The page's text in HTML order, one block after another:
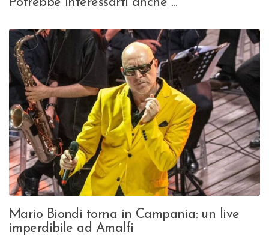
Mario Biondi torna in Campania: un live
imperdibile ad Amalfi